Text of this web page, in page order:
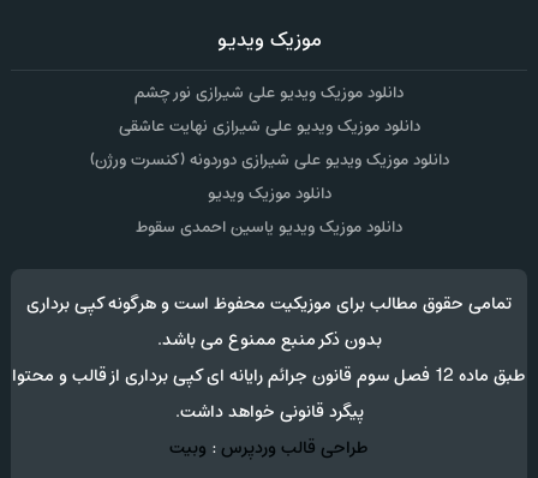
موزیک ویدیو
دانلود موزیک ویدیو علی شیرازی نور چشم
دانلود موزیک ویدیو علی شیرازی نهایت عاشقی
دانلود موزیک ویدیو علی شیرازی دوردونه (کنسرت ورژن)
دانلود موزیک ویدیو
دانلود موزیک ویدیو یاسین احمدی سقوط
تمامی حقوق مطالب برای موزیکیت محفوظ است و هرگونه کپی برداری
بدون ذکر منبع ممنوع می باشد.
طبق ماده 12 فصل سوم قانون جرائم رایانه ای کپی برداری از قالب و محتوا
پیگرد قانونی خواهد داشت.
طراحی قالب وردپرس: وبیت